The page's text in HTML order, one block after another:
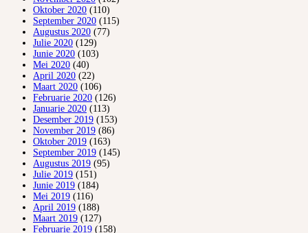
Oktober 2020 (110)
September 2020 (115)
Augustus 2020 (77)
Julie 2020 (129)
Junie 2020 (103)
Mei 2020 (40)
April 2020 (22)
Maart 2020 (106)
Februarie 2020 (126)
Januarie 2020 (113)
Desember 2019 (153)
November 2019 (86)
Oktober 2019 (163)
September 2019 (145)
Augustus 2019 (95)
Julie 2019 (151)
Junie 2019 (184)
Mei 2019 (116)
April 2019 (188)
Maart 2019 (127)
Februarie 2019 (158)